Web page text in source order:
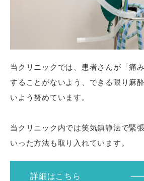
当クリニックでは、患者さんが「痛
することがないよう、できる限り麻
いよう努めています。
当クリニック内では笑気鎮静法で緊
いった方法も取り入れています。
詳細はこちら